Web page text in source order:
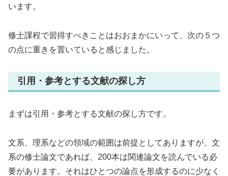
います。
修士課程で習得すべきことはおおまかにいって、次の５つ
の点に重きを置いていると感じました。
引用・参考とする文献の探し方
まずは引用・参考とする文献の探し方です。
文系、理系などの領域の範囲は前提としてありますが、文
系の修士論文であれば、200本は関連論文を読んでいる必
要があります。それはひとつの論点を形成するのに少なく